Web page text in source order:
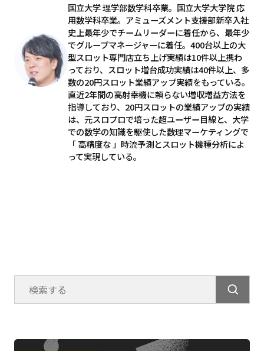
国立大学 理学部数学科卒業。国立大学大学院 応
用数学科卒業。アミューズメント支援部新卒入社
史上最年少でチームリーダーに着任から、最年少
でグループマネージャーに着任。400台以上の大
型スロット専門店立ち上げ実績は10件以上携わ
っており、スロット増台成功実績は40件以上、多
数の20円スロット業績アップ実績をもっている。
直近2年間の高射幸機に頼らない増収増益方法を
指導しており、20円スロットの業績アップの実績
は、元スロプロで培った超ユーザー目線と、大学
での数学の知識を駆使した数理マーケティングで
「 高精度な 」時流予測とスロット機種分析によ
って実現している。